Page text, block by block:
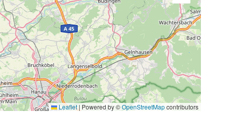
Leaflet | Powered by ©OpenStreetMapcontributors